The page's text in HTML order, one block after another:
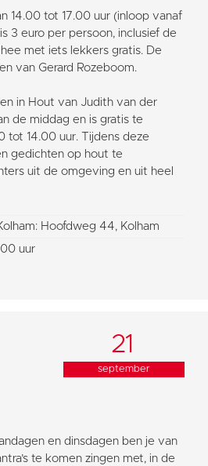
14.00 tot 17.00 uur (inloop vanaf
3 euro per persoon, inclusief de
met iets lekkers gratis. De
van Gerard Rozeboom.
in Hout van Judith van der
de middag en is gratis te
tot 14.00 uur. Tijdens deze
gedichten op hout te
uit de omgeving en uit heel
Hoofdweg 44, Kolham
uur
21
september
en dinsdagen ben je van
te komen zingen met, in de